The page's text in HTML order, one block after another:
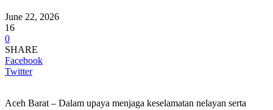
June 22, 2026
16
0
SHARE
Facebook
Twitter
Aceh Barat – Dalam upaya menjaga keselamatan nelayan serta